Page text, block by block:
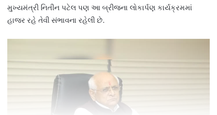
મુખ્યમંત્રી નિતીન પટેલ પણ આ બ્રીજના લોકાર્પણ કાર્યક્રમમાં
હાજર રહે તેવી સંભાવના રહેલી છે.